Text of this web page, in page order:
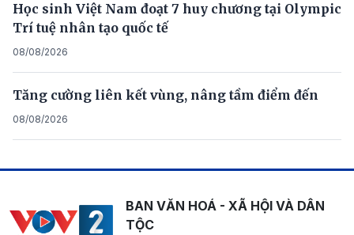
Học sinh Việt Nam đoạt 7 huy chương tại Olympic
Trí tuệ nhân tạo quốc tế
08/08/2026
Tăng cường liên kết vùng, nâng tầm điểm đến
08/08/2026
BAN VĂN HOÁ - XÃ HỘI VÀ DÂN
TỘC